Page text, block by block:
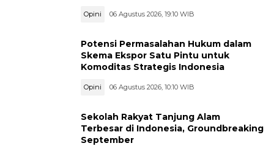
Opini 06 Agustus 2026, 19:10 WIB
Potensi Permasalahan Hukum dalam
Skema Ekspor Satu Pintu untuk
Komoditas Strategis Indonesia
Opini 06 Agustus 2026, 10:10 WIB
Sekolah Rakyat Tanjung Alam
Terbesar di Indonesia, Groundbreaking
September